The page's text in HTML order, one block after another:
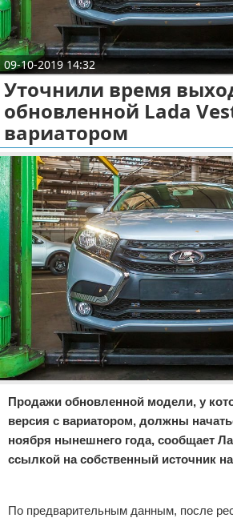
Политика
Природа
Философия
Культура
Экономика
Разное
Сотрудничество
Размещение рекламы
Для правообладателей
Условия предоставления
Отказ от ответственности
09-10-2019 14:32
Уточнили время
обновленной Lada
вариатором
Продажи обновленной модели, у
версия с вариатором, должны
ноября нынешнего года, сообщает
ссылкой на собственный источник
По предварительным данным, после